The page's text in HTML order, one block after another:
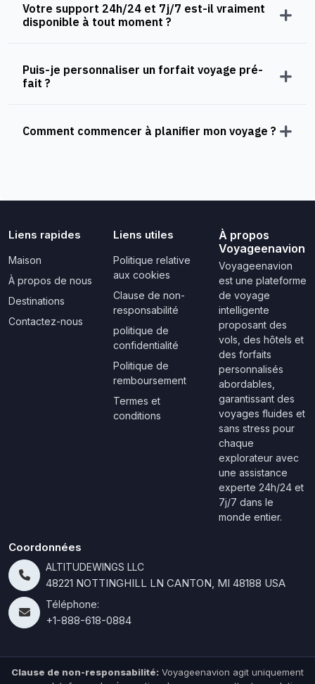
Votre support 24h/24 et 7j/7 est-il vraiment
disponible à tout moment ?
Puis-je personnaliser un forfait voyage pré-
fait ?
Comment commencer à planifier mon voyage ?
Liens rapides
Maison
À propos de nous
Destinations
Contactez-nous
Liens utiles
Politique relative
aux cookies
Clause de non-
responsabilité
politique de
confidentialité
Politique de
remboursement
Termes et
conditions
À propos
Voyageenavion
Voyageenavion
est une plateforme
de voyage
intelligente
proposant des
vols, des hôtels et
des forfaits
personnalisés
abordables,
garantissant des
voyages fluides et
sans stress pour
chaque
explorateur avec
une assistance
experte 24h/24 et
7j/7 dans le
monde entier.
Coordonnées
ALTITUDEWINGS LLC
48221 NOTTINGHILL LN CANTON, MI 48188 USA
Téléphone:
+1-888-618-0884
Clause de non-responsabilité: Voyageenavion agit uniquement